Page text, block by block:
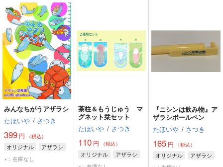
みんなちがうアザラシ
たほいや / さつき
399 円 （税込）
オリジナル
アザラシ
×：在庫なし
茶柱＆もうじゅう マ
グネット栞セット
たほいや / さつき
110 円 （税込）
オリジナル
アザラシ
『ニシンは飲み物』ア
ザラシボールペン
たほいや / さつき
165円 （税込）
オリジナル
アザラシ